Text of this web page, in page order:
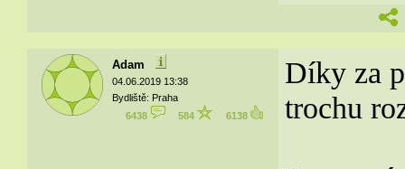
Adam
04.06.2019 13:38
Bydliště: Praha
6438
584 6138
Díky za
trochu